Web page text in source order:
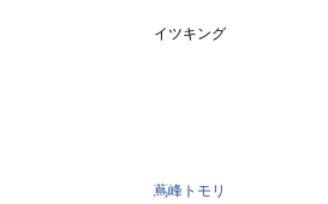
イツキング
蔦峰トモリ